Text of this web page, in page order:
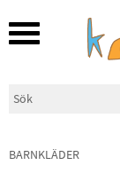
Meny
BARNKLÄDER